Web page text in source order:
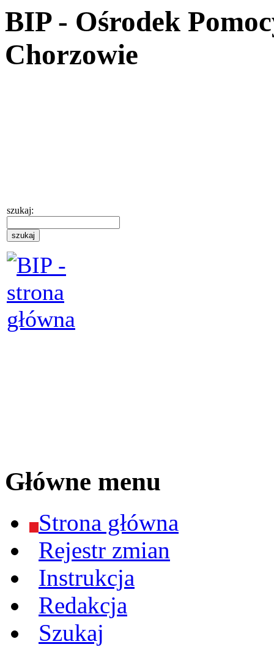
BIP - Ośrodek
Chorzowie
szukaj:
Główne menu
Strona główna
Rejestr zmian
Instrukcja
Redakcja
Szukaj